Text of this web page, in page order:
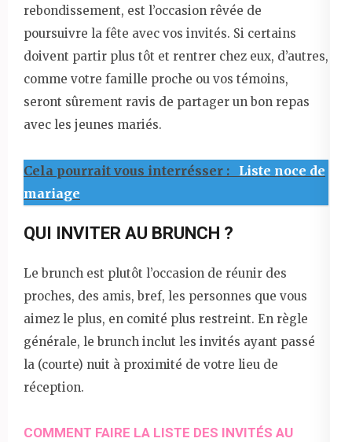
rebondissement, est l’occasion rêvée de
poursuivre la fête avec vos invités. Si certains
doivent partir plus tôt et rentrer chez eux, d’autres,
comme votre famille proche ou vos témoins,
seront sûrement ravis de partager un bon repas
avec les jeunes mariés.
Cela pourrait vous interrésser :
Liste noce de
mariage
QUI INVITER AU BRUNCH ?
Le brunch est plutôt l’occasion de réunir des
proches, des amis, bref, les personnes que vous
aimez le plus, en comité plus restreint. En règle
générale, le brunch inclut les invités ayant passé
la (courte) nuit à proximité de votre lieu de
réception.
COMMENT FAIRE LA LISTE DES INVITÉS AU